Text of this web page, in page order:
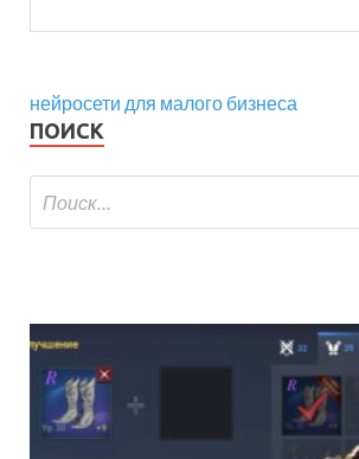
нейросети для малого бизнеса
ПОИСК